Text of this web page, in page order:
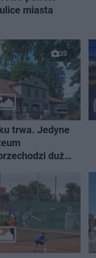
miasta
20
trwa. Jedyne
dużą